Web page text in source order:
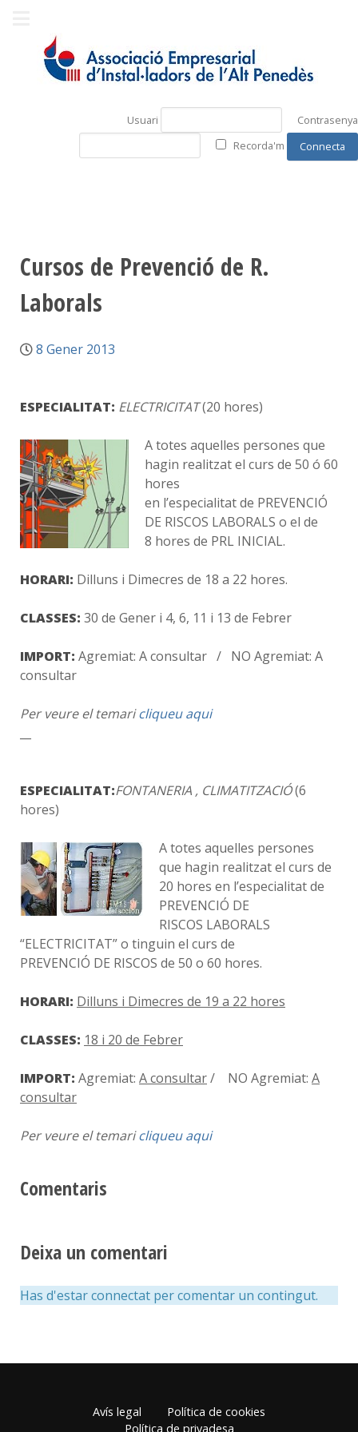
Usuari
Contrasenya
Recorda'm
Cursos de Prevenció de R.
Laborals
8 Gener 2013
ESPECIALITAT: ELECTRICITAT(20 hores)
A totes aquelles persones que
hagin realitzat el curs de 50 ó 60
hores
en l’especialitat de PREVENCIÓ
DE RISCOS LABORALS o el de
8 hores de PRL INICIAL.
HORARI: Dilluns i Dimecres de 18 a 22 hores.
CLASSES: 30 de Gener i 4, 6, 11 i 13 de Febrer
IMPORT: Agremiat: A consultar / NO Agremiat: A
consultar
Per veure el temaricliqueu aqui
ESPECIALITAT:FONTANERIA , CLIMATITZACIÓ(6
hores)
A totes aquelles persones
que hagin realitzat el curs de
20 hores en l’especialitat de
PREVENCIÓ DE
RISCOS LABORALS
“ELECTRICITAT” o tinguin el curs de
PREVENCIÓ DE RISCOS de 50 o 60 hores.
HORARI: Dilluns i Dimecres de 19 a 22 hores
CLASSES: 18 i 20 de Febrer
IMPORT: Agremiat: A consultar/ NO Agremiat: A
consultar
Per veure el temaricliqueu aqui
Comentaris
Deixa un comentari
Has d'estar connectat per comentar un contingut.
Avís legal
Política de cookies
Política de privadesa